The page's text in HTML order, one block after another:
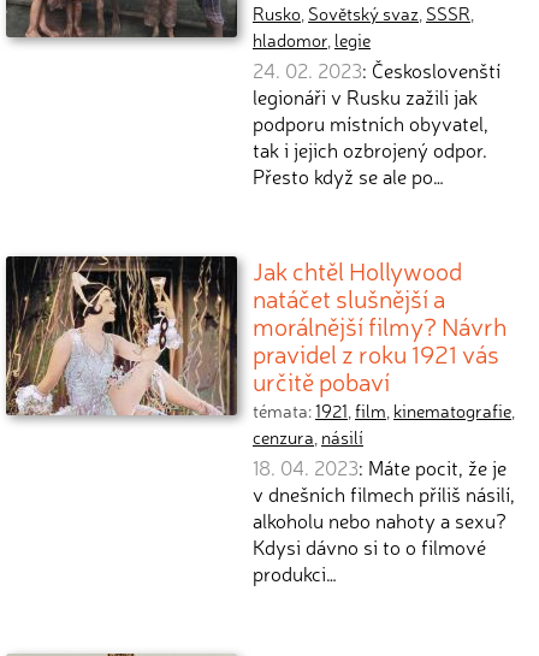
Rusko, Sovětský svaz, SSSR,
hladomor, legie
24. 02. 2023: Českoslovenští
legionáři v Rusku zažili jak
podporu místních obyvatel,
tak i jejich ozbrojený odpor.
Přesto když se ale po…
Jak chtěl Hollywood
natáčet slušnější a
morálnější filmy? Návrh
pravidel z roku 1921 vás
určitě pobaví
témata:1921,film, kinematografie,
cenzura, násilí
18. 04. 2023: Máte pocit, že je
v dnešních filmech příliš násilí,
alkoholu nebo nahoty a sexu?
Kdysi dávno si to o filmové
produkci…